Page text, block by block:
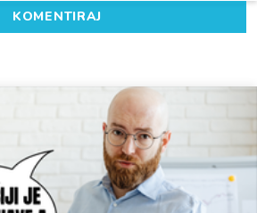
KOMENTIRAJ